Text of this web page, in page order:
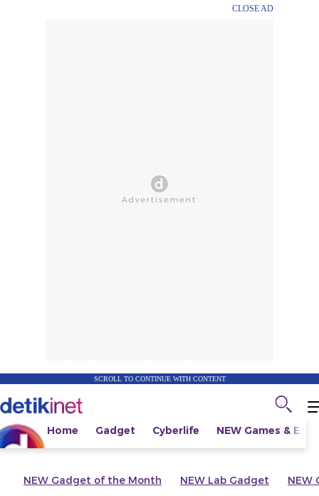
CLOSE AD
SCROLL TO CONTINUE WITH CONTENT
Home Gadget Cyberlife NEW Games &
NEW Gadget of the Month NEW Lab Gadget NEW